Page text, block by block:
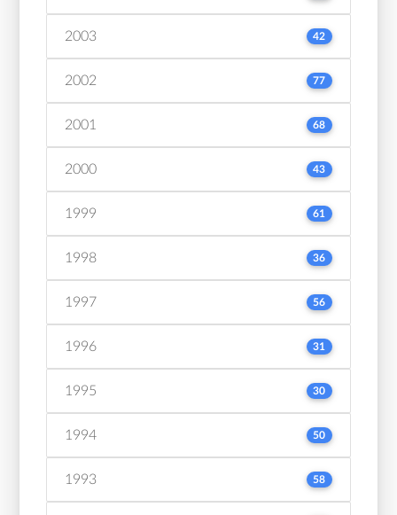
2003 42
2002 77
2001 68
2000 43
1999 61
1998 36
1997 56
1996 31
1995 30
1994 50
1993 58